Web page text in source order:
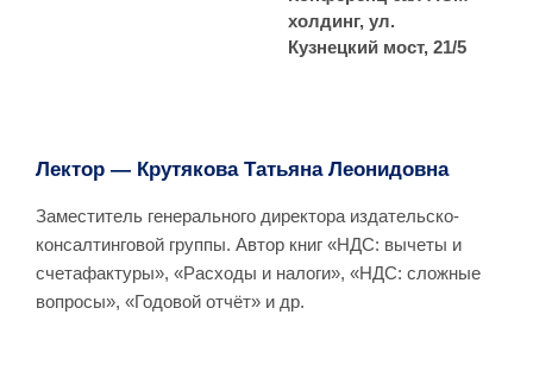
холдинг, ул.
Кузнецкий мост, 21/5
Лектор — Крутякова Татьяна Леонидовна
Заместитель генерального директора издательско-
консалтинговой группы. Автор книг «НДС: вычеты и
счетафактуры», «Расходы и налоги», «НДС: сложные
вопросы», «Годовой отчёт» и др.